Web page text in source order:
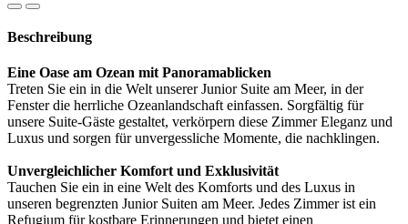
Beschreibung
Eine Oase am Ozean mit Panoramablicken
Treten Sie ein in die Welt unserer Junior Suite am Meer, in der
Fenster die herrliche Ozeanlandschaft einfassen. Sorgfältig für
unsere Suite-Gäste gestaltet, verkörpern diese Zimmer Eleganz und
Luxus und sorgen für unvergessliche Momente, die nachklingen.
Unvergleichlicher Komfort und Exklusivität
Tauchen Sie ein in eine Welt des Komforts und des Luxus in
unseren begrenzten Junior Suiten am Meer. Jedes Zimmer ist ein
Refugium für kostbare Erinnerungen und bietet einen